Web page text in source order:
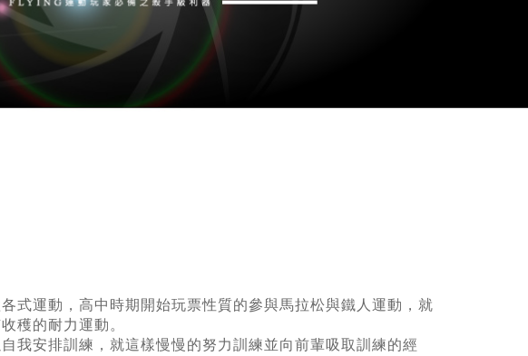
式運動，高中時期開始玩票性質的參與馬拉松與鐵人運動，就
穫的耐力運動。
我安排訓練，就這樣慢慢的努力訓練並向前輩吸取訓練的經